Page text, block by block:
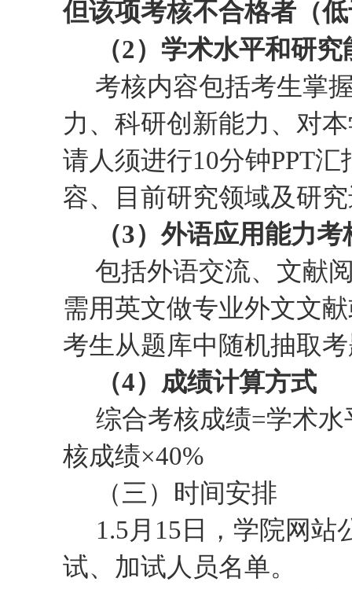
但该项考核不合格者（
（2） 学术水平和研究
考核内容包括考生掌
力 、 科研创新能力 、 对
请人须进行10分钟PPT汇
容、目前研究领域及研
（3）外语应用能力考
包括外语交流、文献
需用英文做专业外文文
考生从题库中随机抽取
（4）成绩计算方式
综合考核成绩=学术水
核成绩×40%
（三） 时间安排
1.5月 15 日，学院网站
试、加试人员名单。